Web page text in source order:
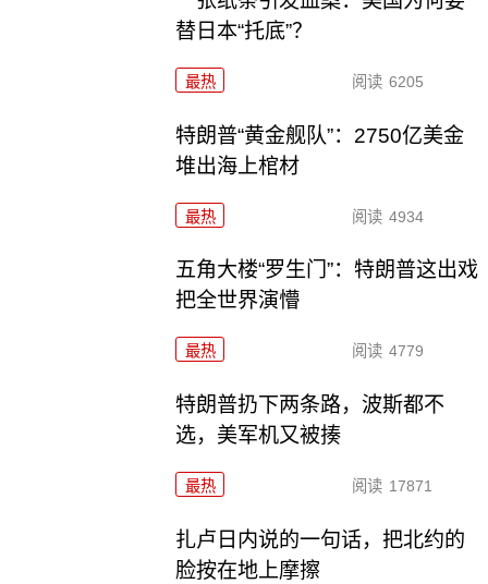
替日本“托底”？
最热 阅读 6205
特朗普“黄金舰队”：2750亿美金
堆出海上棺材
最热 阅读 4934
五角大楼“罗生门”：特朗普这出戏
把全世界演懵
最热 阅读 4779
特朗普扔下两条路，波斯都不
选，美军机又被揍
最热 阅读 17871
扎卢日内说的一句话，把北约的
脸按在地上摩擦